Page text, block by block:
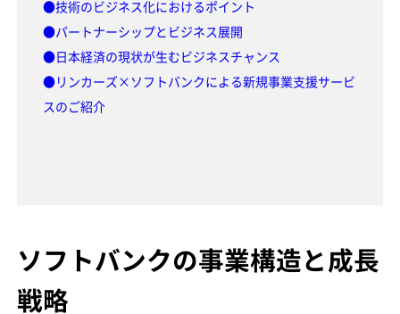
●技術のビジネス化におけるポイント
●パートナーシップとビジネス展開
●日本経済の現状が生むビジネスチャンス
●リンカーズ×ソフトバンクによる新規事業支援サービ
スのご紹介
ソフトバンクの事業構造と成長
戦略